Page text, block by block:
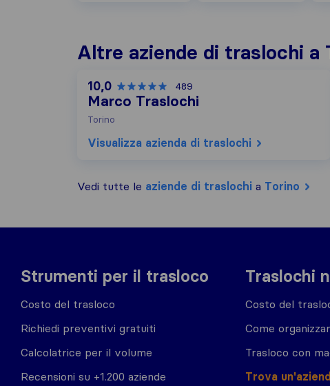
Altre aziende di traslochi a
10,0 489
Marco Traslochi
Torino
Visualizza azienda di traslochi
Vedi tutte le aziende di traslochi a Torino
Strumenti per il trasloco
Costo del trasloco
Richiedi preventivi gratuiti
Calcolatrice per il volume
Recensioni su +1.200 aziende
Traslochi
Costo del
Come
Trasloco con
Trova